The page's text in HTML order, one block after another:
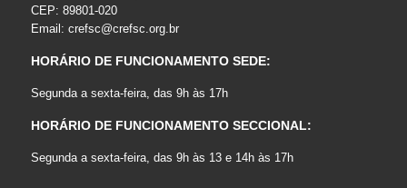
CEP: 89801-020
Email: crefsc@crefsc.org.br
HORÁRIO DE FUNCIONAMENTO SEDE:
Segunda a sexta-feira, das 9h às 17h
HORÁRIO DE FUNCIONAMENTO SECCIONAL:
Segunda a sexta-feira, das 9h às 13 e 14h às 17h